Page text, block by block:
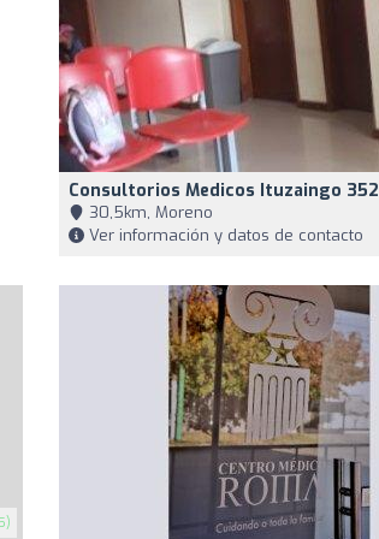
Consultorios Medicos Ituzaingo 352
30,5km, Moreno
Ver información y datos de contacto